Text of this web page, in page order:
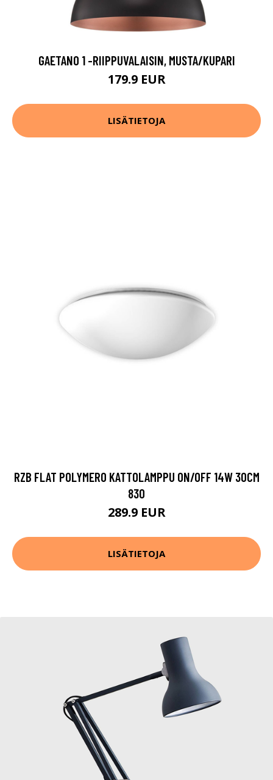
GAETANO 1 -RIIPPUVALAISIN, MUSTA/KUPARI
179.9 EUR
LISÄTIETOJA
RZB FLAT POLYMERO KATTOLAMPPU ON/OFF 14W 30CM
830
289.9 EUR
LISÄTIETOJA